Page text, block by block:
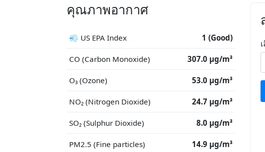
คุณภาพอากาศ
💨 US EPA Index 1 (Good)
CO (Carbon Monoxide) 307.0 μg/m³
O₃ (Ozone) 53.0 μg/m³
NO₂ (Nitrogen Dioxide) 24.7 μg/m³
SO₂ (Sulphur Dioxide) 8.0 μg/m³
PM2.5 (Fine particles) 14.9 μg/m³